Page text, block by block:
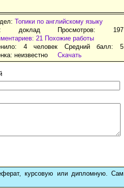
Топики по английскому языку
доклад Просмотров: 197
21 Похожие работы
4 человек Средний балл: 5
неизвестно Скачать
курсовую или дипломную. Сам